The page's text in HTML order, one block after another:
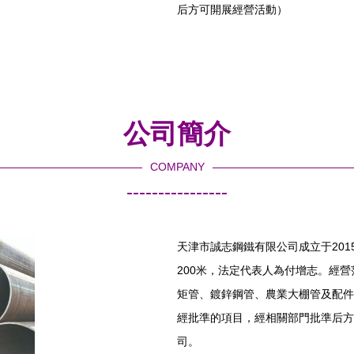
后方可開展經營活動）
公司簡介
COMPANY
----------------
天津市誠志鋼鐵有限公司成立于
200米，法定代表人為付增志。經
矩管、鍍鋅鋼管、農業大棚管及配
經批準的項目，經相關部門批準后
司。